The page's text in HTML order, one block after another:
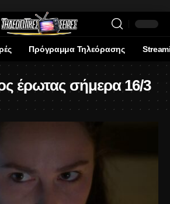
Πρόγραμμα Τηλεόρασης
έρωτας σήμερα 16/3